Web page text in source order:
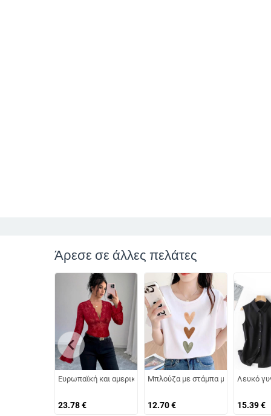
Άρεσε σε άλλες πελάτες
Ευρωπαϊκή και αμερικανική διασυνοριακή Amazon 2025
23.78€
Μπλούζα με στάμπα με στρογγυλή
12.70€
Λευκό
15.39€
chevron_left